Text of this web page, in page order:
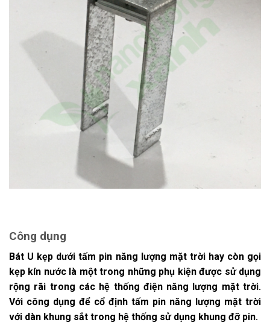
Công dụng
Bát U kẹp dưới tấm pin năng lượng mặt trời hay còn gọi
kẹp kín nước là một trong những phụ kiện được sử dụng
rộng rãi trong các hệ thống điện năng lượng mặt trời.
Với công dụng để cổ định tấm pin năng lượng mặt trời
với dàn khung sắt trong hệ thống sử dụng khung đỡ pin.